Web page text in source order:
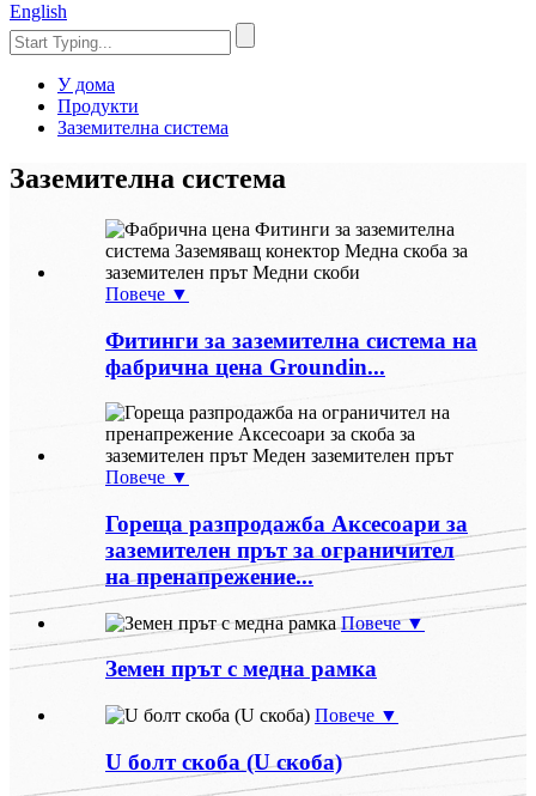
English
У дома
Продукти
Заземителна система
Заземителна система
Повече ▼
Фитинги за заземителна система на
фабрична цена Groundin...
Повече ▼
Гореща разпродажба Аксесоари за
заземителен прът за ограничител
на пренапрежение...
Повече ▼
Земен прът с медна рамка
Повече ▼
U болт скоба (U скоба)